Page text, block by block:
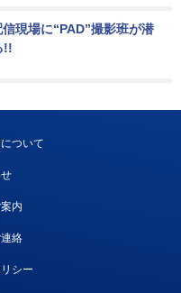
信現場に“PAD”撮影班が潜
!!
ついて
内
絡
シー